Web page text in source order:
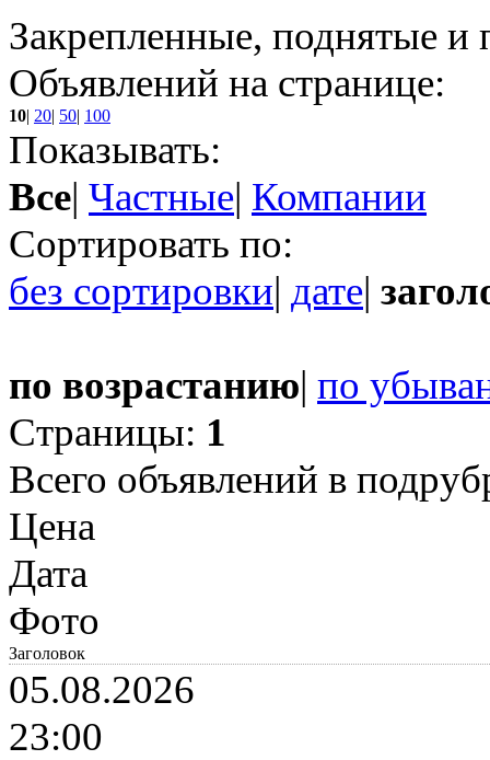
Закрепленные, поднятые и
Объявлений на странице:
10| 20| 50| 100
Показывать:
Все| Частные| Компании
Сортировать по:
без сортировки| дате|
по возрастанию| по
Страницы: 1
Всего объявлений в
Цена
Дата
Фото
Заголовок
05.08.2026
23:00